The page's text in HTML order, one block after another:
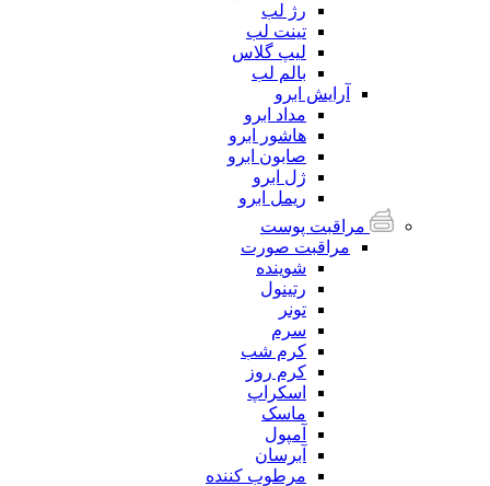
رژ لب
تینت لب
لیپ گلاس
بالم لب
آرایش ابرو
مداد ابرو
هاشور ابرو
صابون ابرو
ژل ابرو
ریمل ابرو
مراقبت پوست
مراقبت صورت
شوینده
رتینول
تونر
سرم
کرم شب
کرم روز
اسکراپ
ماسک
آمپول
آبرسان
مرطوب کننده